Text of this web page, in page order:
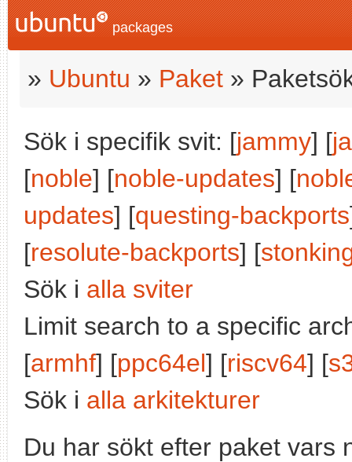
packages
» Ubuntu » Paket »
Sök i specifik svit: [jammy] [
[noble] [noble-updates] [
updates] [questing-backports
[resolute-backports] [
Sök i alla sviter
Limit search to a specific
[armhf] [ppc64el] [riscv64] [
Sök i alla arkitekturer
Du har sökt efter paket vars